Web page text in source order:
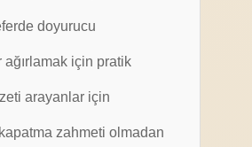
doyurucu
ağırlamak için pratik
arayanlar için
zahmeti olmadan